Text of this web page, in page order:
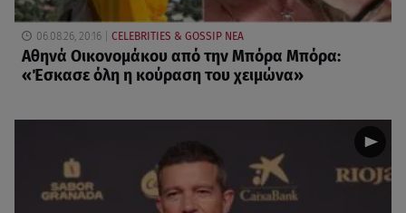
06.08.26, 20:16 CELEBRITIES & GOSSIP ΝΕΑ
Αθηνά Οικονομάκου από την Μπόρα Μπόρα:
«Έσκασε όλη η κούραση του χειμώνα»